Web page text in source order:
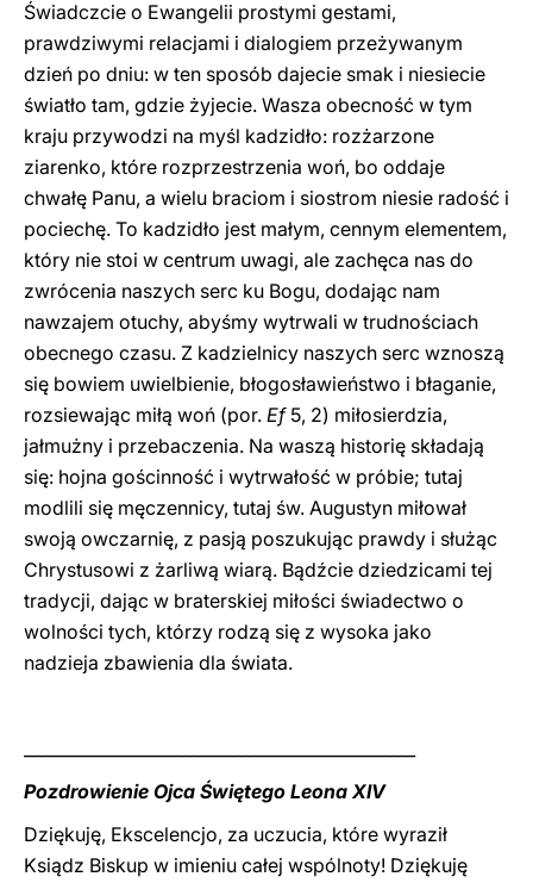
Świadczcie o Ewangelii prostymi gestami,
prawdziwymi relacjami i dialogiem przeżywanym
dzień po dniu: w ten sposób dajecie smak i niesiecie
światło tam, gdzie żyjecie. Wasza obecność w tym
kraju przywodzi na myśl kadzidło: rozżarzone
ziarenko, które rozprzestrzenia woń, bo oddaje
chwałę Panu, a wielu braciom i siostrom niesie radość i
pociechę. To kadzidło jest małym, cennym elementem,
który nie stoi w centrum uwagi, ale zachęca nas do
zwrócenia naszych serc ku Bogu, dodając nam
nawzajem otuchy, abyśmy wytrwali w trudnościach
obecnego czasu. Z kadzielnicy naszych serc wznoszą
się bowiem uwielbienie, błogosławieństwo i błaganie,
rozsiewając miłą woń (por. Ef5, 2) miłosierdzia,
jałmużny i przebaczenia. Na waszą historię składają
się: hojna gościnność i wytrwałość w próbie; tutaj
modlili się męczennicy, tutaj św. Augustyn miłował
swoją owczarnię, z pasją poszukując prawdy i służąc
Chrystusowi z żarliwą wiarą. Bądźcie dziedzicami tej
tradycji, dając w braterskiej miłości świadectwo o
wolności tych, którzy rodzą się z wysoka jako
nadzieja zbawienia dla świata.
Pozdrowienie Ojca Świętego Leona XIV
Dziękuję, Ekscelencjo, za uczucia, które wyraził
Ksiądz Biskup w imieniu całej wspólnoty! Dziękuję